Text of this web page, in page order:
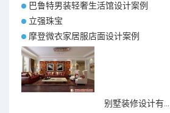
巴鲁特男装轻奢生活馆设计案例
立强珠宝
摩登微衣家居服店面设计案例
别墅装修设计有...